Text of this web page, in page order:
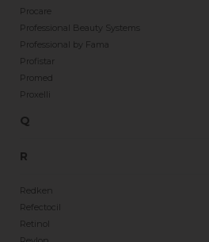
Procare
Professional Beauty Systems
Professional by Fama
Profistar
Promed
Proxelli
Q
R
Redken
Refectocil
Retinol